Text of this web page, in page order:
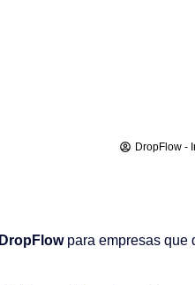
DropFlow -
DropFlowpara empresas que